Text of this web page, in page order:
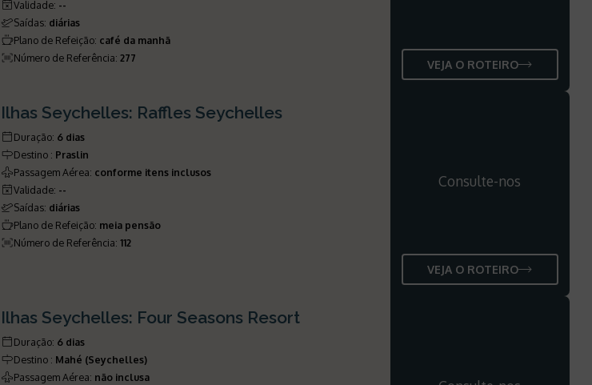
Validade: --
Saídas: diárias
Plano de Refeição: café da manhã
Número de Referência:277 VEJA O ROTEIRO
Ilhas Seychelles: Raffles Seychelles
Duração: 6 dias
Destino : Praslin
Passagem Aérea: conforme itens inclusos
Validade: --
Saídas: diárias
Plano de Refeição: meia pensão
Número de Referência:112
Consulte-nos
VEJA O ROTEIRO
Ilhas Seychelles: Four Seasons Resort
Duração: 6 dias
Destino : Mahé (Seychelles)
Passagem Aérea: não inclusa